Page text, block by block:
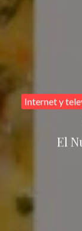
Internet y
El